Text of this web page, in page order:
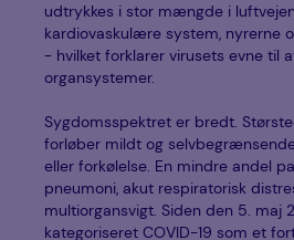
udtrykkes i stor mængde i
kardiovaskulære system, nyrerne
- hvilket forklarer virusets evne til
organsystemer.
Sygdomsspektret er bredt.
forløber mildt og
eller forkølelse. En mindre andel
pneumoni, akut respiratorisk
multiorgansvigt. Siden den 5. maj
kategoriseret COVID-19 som et